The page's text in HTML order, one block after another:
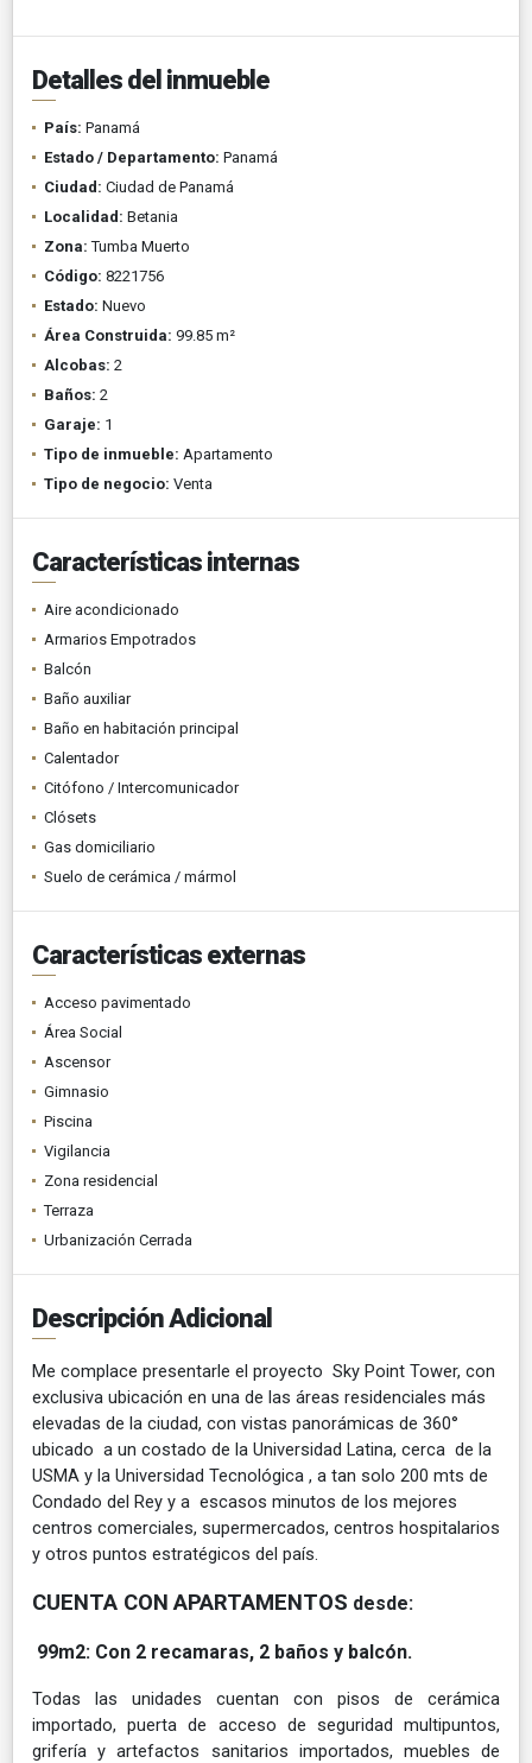
Detalles del inmueble
País: Panamá
Estado / Departamento: Panamá
Ciudad: Ciudad de Panamá
Localidad: Betania
Zona: Tumba Muerto
Código: 8221756
Estado: Nuevo
Área Construida: 99.85 m²
Alcobas: 2
Baños: 2
Garaje: 1
Tipo de inmueble: Apartamento
Tipo de negocio: Venta
Características internas
Aire acondicionado
Armarios Empotrados
Balcón
Baño auxiliar
Baño en habitación principal
Calentador
Citófono / Intercomunicador
Clósets
Gas domiciliario
Suelo de cerámica / mármol
Características externas
Acceso pavimentado
Área Social
Ascensor
Gimnasio
Piscina
Vigilancia
Zona residencial
Terraza
Urbanización Cerrada
Descripción Adicional
Me complace presentarle el proyecto Sky Point Tower, con
exclusiva ubicación en una de las áreas residenciales más
elevadas de la ciudad, con vistas panorámicas de 360°
ubicado a un costado de la Universidad Latina, cerca de la
USMA y la Universidad Tecnológica , a tan solo 200 mts de
Condado del Rey y a escasos minutos de los mejores
centros comerciales, supermercados, centros hospitalarios
y otros puntos estratégicos del país.
CUENTA CON APARTAMENTOS desde:
99m2: Con 2 recamaras, 2 baños y balcón.
Todas las unidades cuentan con pisos de cerámica
importado, puerta de acceso de seguridad multipuntos,
grifería y artefactos sanitarios importados, muebles de